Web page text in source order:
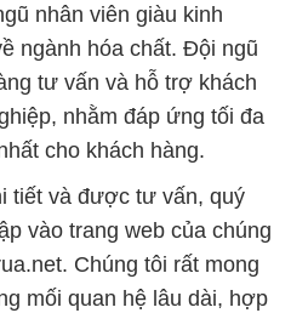
nhân viên giàu kinh
ngành hóa chất. Đội ngũ
tư vấn và hỗ trợ khách
nhằm đáp ứng tối đa
cho khách hàng.
tiết và được tư vấn, quý
vào trang web của chúng
Chúng tôi rất mong
mối quan hệ lâu dài, hợp